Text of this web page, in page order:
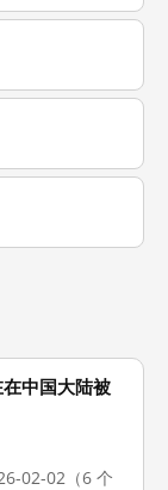
中国大陆被
02-02（6 个